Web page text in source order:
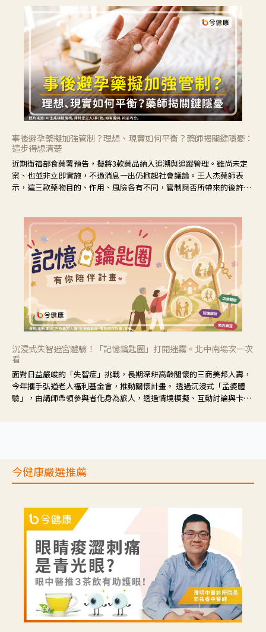
事後避孕藥擬加強管制？理想、現實如何平衡？藥師揭關鍵隱憂：
這步得想清楚
近期衛福部食藥署預告，擬將3款藥品納入追溯與追蹤管理。雖尚未定
案、也並非立即實施，不過消息一出仍掀起社會議論。王人杰藥師表
示，這三款藥物目的、作用、風險各有不同，管制與否所帶來的後許影
沉浸式失智迷宮體驗！「記憶鑰匙圈」打開迷霧。北中南場次一次
看
面對日益嚴峻的「失智症」挑戰，長期深耕高齡關懷的三商美邦人壽，
今年攜手弘道老人福利基金會，推動關懷計畫。 透過沉浸式「孟婆體
驗」，由講師帶領參與者化身為旅人，透過情境模擬、互動討論與卡牌
今健康嚴選推薦